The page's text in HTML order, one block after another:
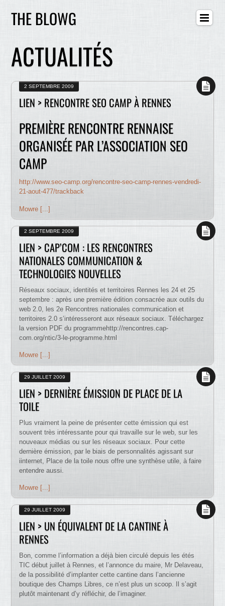
THE BLOWG
ACTUALITÉS
2 SEPTEMBRE 2009
LIEN > RENCONTRE SEO CAMP À RENNES
PREMIÈRE RENCONTRE RENNAISE
ORGANISÉE PAR L’ASSOCIATION SEO
CAMP
http://www.seo-camp.org/rencontre-seo-camp-rennes-vendredi-
21-aout-477/trackback
Mowre [...]
2 SEPTEMBRE 2009
LIEN > CAP’COM : LES RENCONTRES
NATIONALES COMMUNICATION &
TECHNOLOGIES NOUVELLES
Réseaux sociaux, identités et territoires Rennes les 24 et 25
septembre : après une première édition consacrée aux outils du
web 2.0, les 2e Rencontres nationales communication et
territoires 2.0 s’intéresseront aux réseaux sociaux. Téléchargez
la version PDF du programmehttp://rencontres.cap-
com.org/ntic/3-le-programme.html
Mowre [...]
29 JUILLET 2009
LIEN > DERNIÈRE ÉMISSION DE PLACE DE LA
TOILE
Plus vraiment la peine de présenter cette émission qui est
souvent très intéressante pour qui travaille sur le web, sur les
nouveaux médias ou sur les réseaux sociaux. Pour cette
dernière émission, par le biais de personnalités agissant sur
iinternet, Place de la toile nous offre une synthèse utile, à faire
entendre aussi.
Mowre [...]
29 JUILLET 2009
LIEN > UN ÉQUIVALENT DE LA CANTINE À
RENNES
Bon, comme l’information a déjà bien circulé depuis les étés
TIC début juillet à Rennes, et l’annonce du maire, Mr Delaveau,
de la possibilité d’implanter cette cantine dans l’ancienne
boutique des Champs Libres, ce n’est plus un scoop. Il s’agit
plutôt maintenant d’y réfléchir, de l’imaginer.